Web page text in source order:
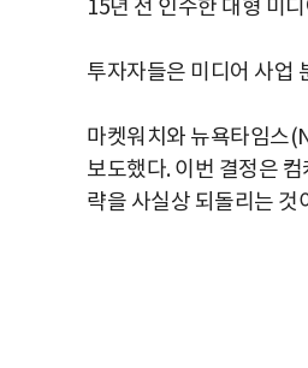
15년 전 인수한 대형 미
투자자들은 미디어 사업
마켓워치와 뉴욕타임스
보도했다. 이번 결정은
략을 사실상 되돌리는 것